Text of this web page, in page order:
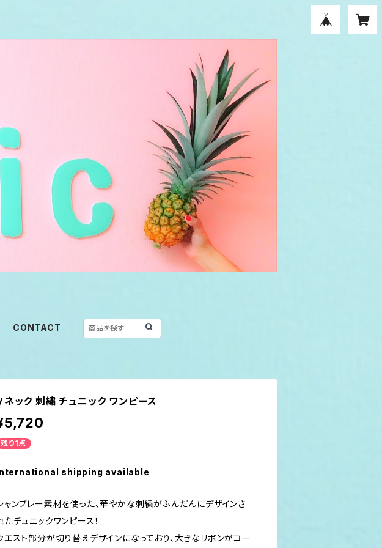
CONTACT
ネック 刺繍 チュニック ワンピース
残り1点
shipping available
ャンブレー素材を使った、華やかな刺繍がふんだんにデザインさ
たチュニックワンピース！
エスト部分が切り替えデザインになっており、大きなリボンがコー